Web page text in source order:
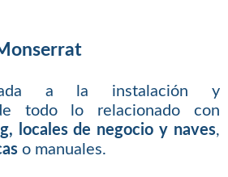
a la instalación y
todo lo relacionado con
locales de negocio y naves,
o manuales.